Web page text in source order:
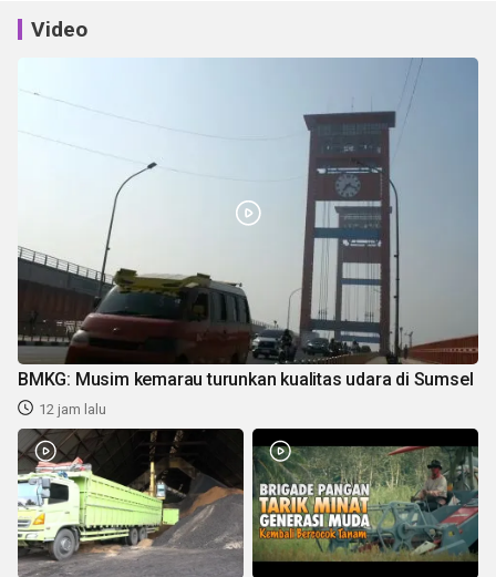
Video
BMKG: Musim kemarau turunkan kualitas udara di Sumsel
12 jam lalu